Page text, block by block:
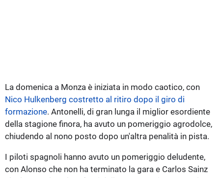
La domenica a Monza è iniziata in modo caotico, con
Nico Hulkenberg costretto al ritiro dopo il giro di
formazione. Antonelli, di gran lunga il miglior esordiente
della stagione finora, ha avuto un pomeriggio agrodolce,
chiudendo al nono posto dopo un'altra penalità in pista.
I piloti spagnoli hanno avuto un pomeriggio deludente,
con Alonso che non ha terminato la gara e Carlos Sainz